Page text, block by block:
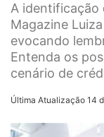
A identificação
Magazine
evocando
Entenda os
cenário de
Última Atualização 14